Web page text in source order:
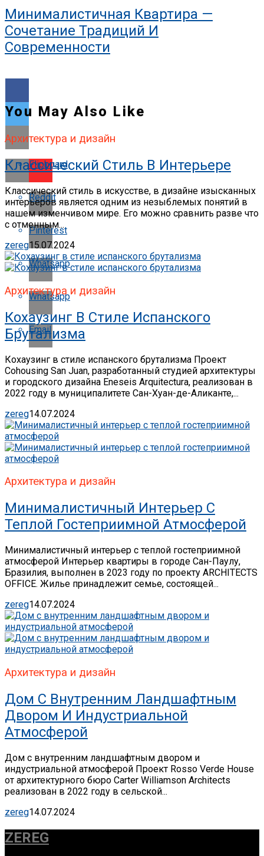
Минималистичная Квартира —
Сочетание Традиций И
Современности
Flipboard
Reddit
Pinterest
Whatsapp
Whatsapp
Email
You May Also Like
Архитектура и дизайн
Классический Стиль В Интерьере
Классический стиль в искусстве, в дизайне изысканных
интерьеров является одним из незыблемых понятий в
нашем изменчивом мире. Его можно сравнить разве что
с отменным...
zereg15.07.2024
Архитектура и дизайн
Кохаузинг В Стиле Испанского
Брутализма
Кохаузинг в стиле испанского брутализма Проект
Cohousing San Juan, разработанный студией архитектуры
и городского дизайна Eneseis Arquitectura, реализован в
2022 году в муниципалитете Сан-Хуан-де-Аликанте,...
zereg14.07.2024
Архитектура и дизайн
Минималистичный Интерьер С
Теплой Гостеприимной Атмосферой
Минималистичный интерьер с теплой гостеприимной
атмосферой Интерьер квартиры в городе Сан-Паулу,
Бразилия, выполнен в 2023 году по проекту ARCHITECTS
OFFICE. Жилье принадлежит семье, состоящей...
zereg14.07.2024
Архитектура и дизайн
Дом С Внутренним Ландшафтным
Двором И Индустриальной
Атмосферой
Дом с внутренним ландшафтным двором и
индустриальной атмосферой Проект Rosso Verde House
от архитектурного бюро Carter Williamson Architects
реализован в 2022 году в сельской...
zereg14.07.2024
ZEREG